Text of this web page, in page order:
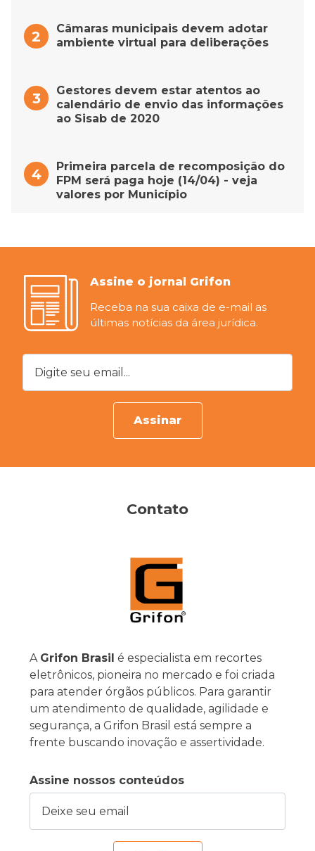
Câmaras municipais devem adotar
ambiente virtual para deliberações
Gestores devem estar atentos ao
calendário de envio das informações
ao Sisab de 2020
Primeira parcela de recomposição do
FPM será paga hoje (14/04) - veja
valores por Município
Assine o jornal Grifon
Receba na sua caixa de e-mail as
últimas notícias da área jurídica.
Digite seu email...
Assinar
Contato
A Grifon Brasil é especialista em recortes
eletrônicos, pioneira no mercado e foi criada
para atender órgãos públicos. Para garantir
um atendimento de qualidade, agilidade e
segurança, a Grifon Brasil está sempre a
frente buscando inovação e assertividade.
Assine nossos conteúdos